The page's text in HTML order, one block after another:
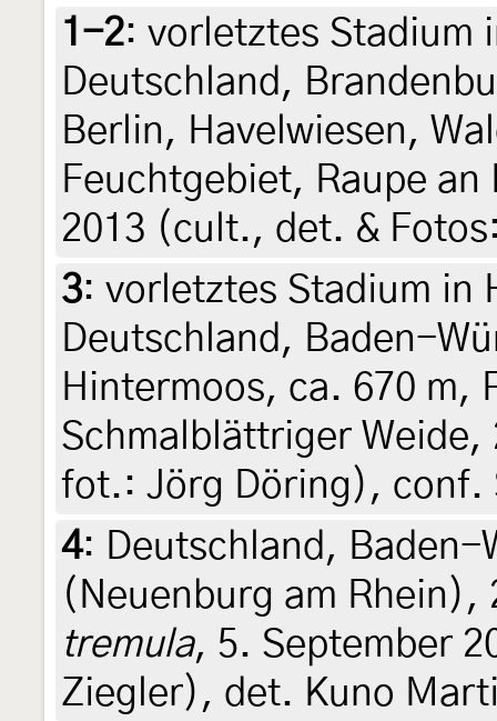
1-2: vorletztes Stadium
Deutschland,
Berlin, Havelwiesen,
Feuchtgebiet, Raupe
2013 (cult., det. &
3: vorletztes Stadium in
Deutschland, Baden-
Hintermoos, ca. 670 m,
Schmalblättriger
fot.: Jörg Döring), conf.
4: Deutschland,
(Neuenburg am Rhein),
tremula, 5. September
Ziegler), det. Kuno